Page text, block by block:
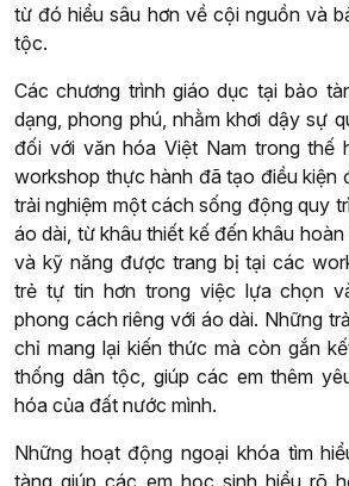
từ đó hiểu sâu hơn về cội nguồn và
tộc.
Các chương trình giáo dục tại bảo
dạng, phong phú, nhằm khơi dậy sự
đối với văn hóa Việt Nam trong thế
workshop thực hành đã tạo điều kiện
trải nghiệm một cách sống động quy
áo dài, từ khâu thiết kế đến khâu
và kỹ năng được trang bị tại các
trẻ tự tin hơn trong việc lựa chọn
phong cách riêng với áo dài. Những
chỉ mang lại kiến thức mà còn gắn
thống dân tộc, giúp các em thêm
hóa của đất nước mình.
Những hoạt động ngoại khóa tìm
tàng giúp các em học sinh hiểu rõ